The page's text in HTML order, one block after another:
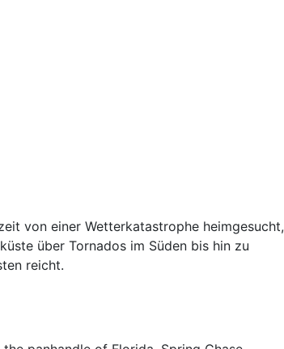
von einer Wetterkatastrophe heimgesucht,
über Tornados im Süden bis hin zu
reicht.